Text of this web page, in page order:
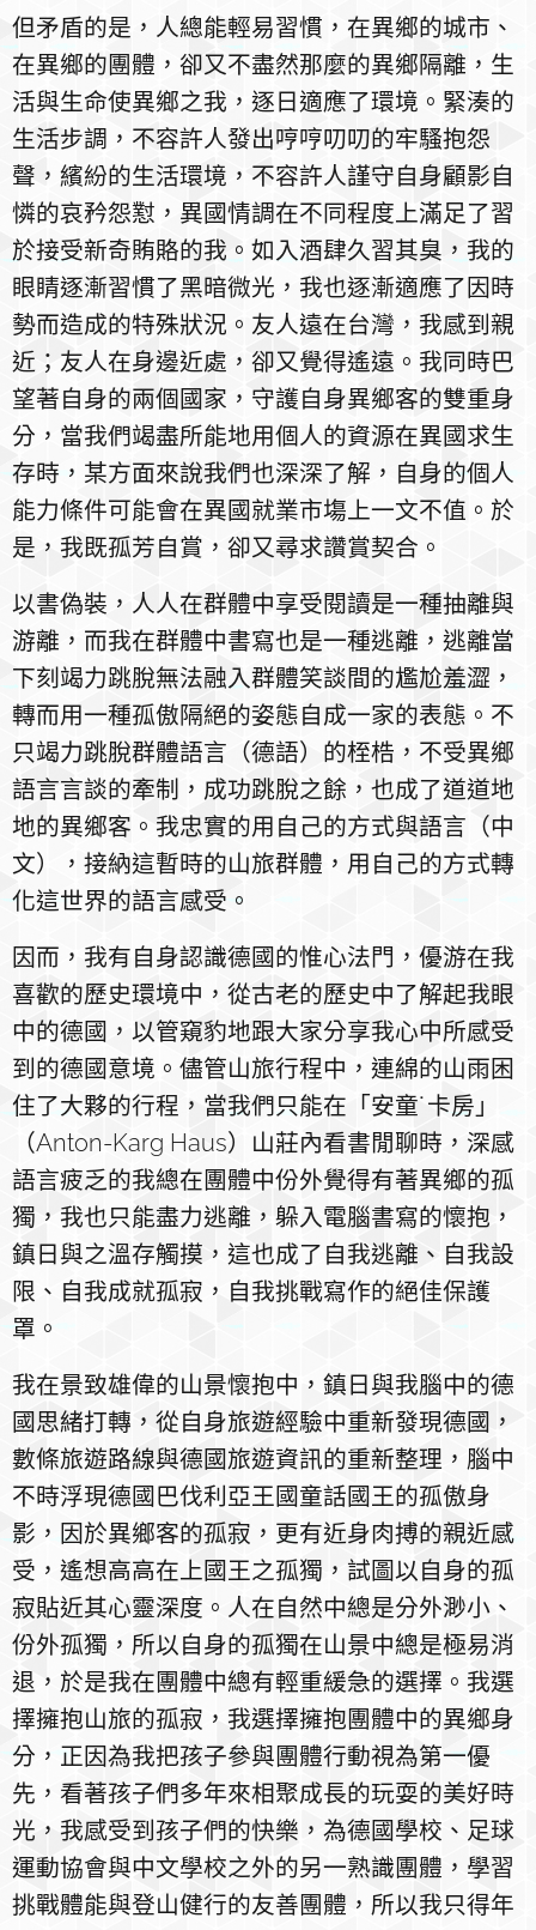
但矛盾的是，人總能輕易習慣，在異鄉的城市、
在異鄉的團體，卻又不盡然那麼的異鄉隔離，生
活與生命使異鄉之我，逐日適應了環境。緊湊的
生活步調，不容許人發出哼哼叨叨的牢騷抱怨
聲，繽紛的生活環境，不容許人謹守自身顧影自
憐的哀矜怨懟，異國情調在不同程度上滿足了習
於接受新奇賄賂的我。如入酒肆久習其臭，我的
眼睛逐漸習慣了黑暗微光，我也逐漸適應了因時
勢而造成的特殊狀況。友人遠在台灣，我感到親
近；友人在身邊近處，卻又覺得遙遠。我同時巴
望著自身的兩個國家，守護自身異鄉客的雙重身
分，當我們竭盡所能地用個人的資源在異國求生
存時，某方面來說我們也深深了解，自身的個人
能力條件可能會在異國就業市塲上一文不值。於
是，我既孤芳自賞，卻又尋求讚賞契合。
以書偽裝，人人在群體中享受閱讀是一種抽離與
游離，而我在群體中書寫也是一種逃離，逃離當
下刻竭力跳脫無法融入群體笑談間的尷尬羞澀，
轉而用一種孤傲隔絕的姿態自成一家的表態。不
只竭力跳脫群體語言（德語）的桎梏，不受異鄉
語言言談的牽制，成功跳脫之餘，也成了道道地
地的異鄉客。我忠實的用自己的方式與語言（中
文），接納這暫時的山旅群體，用自己的方式轉
化這世界的語言感受。
因而，我有自身認識德國的惟心法門，優游在我
喜歡的歷史環境中，從古老的歷史中了解起我眼
中的德國，以管窺豹地跟大家分享我心中所感受
到的德國意境。儘管山旅行程中，連綿的山雨困
住了大夥的行程，當我們只能在「安童˙卡房」
（Anton-Karg Haus）山莊內看書閒聊時，深感
語言疲乏的我總在團體中份外覺得有著異鄉的孤
獨，我也只能盡力逃離，躲入電腦書寫的懷抱，
鎮日與之溫存觸摸，這也成了自我逃離、自我設
限、自我成就孤寂，自我挑戰寫作的絕佳保護
罩。
我在景致雄偉的山景懷抱中，鎮日與我腦中的德
國思緒打轉，從自身旅遊經驗中重新發現德國，
數條旅遊路線與德國旅遊資訊的重新整理，腦中
不時浮現德國巴伐利亞王國童話國王的孤傲身
影，因於異鄉客的孤寂，更有近身肉搏的親近感
受，遙想高高在上國王之孤獨，試圖以自身的孤
寂貼近其心靈深度。人在自然中總是分外渺小、
份外孤獨，所以自身的孤獨在山景中總是極易消
退，於是我在團體中總有輕重緩急的選擇。我選
擇擁抱山旅的孤寂，我選擇擁抱團體中的異鄉身
分，正因為我把孩子參與團體行動視為第一優
先，看著孩子們多年來相聚成長的玩耍的美好時
光，我感受到孩子們的快樂，為德國學校、足球
運動協會與中文學校之外的另一熟識團體，學習
挑戰體能與登山健行的友善團體，所以我只得年